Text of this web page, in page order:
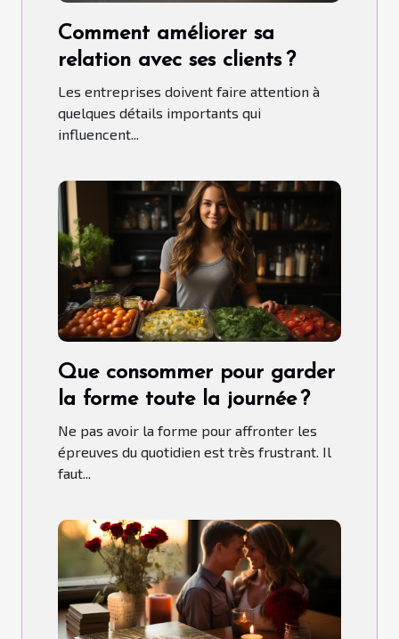
Comment améliorer sa
relation avec ses clients ?
Les entreprises doivent faire attention à
quelques détails importants qui
influencent...
Que consommer pour garder
la forme toute la journée ?
Ne pas avoir la forme pour affronter les
épreuves du quotidien est très frustrant. Il
faut...